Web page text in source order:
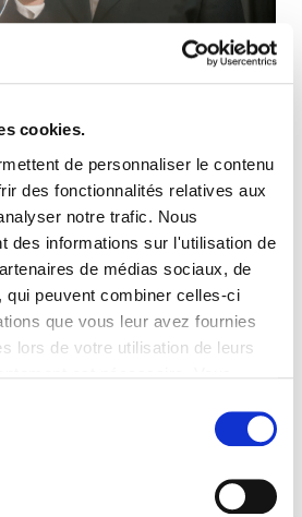
cookies.
de personnaliser le contenu
des fonctionnalités relatives aux
notre trafic. Nous
des informations sur l'utilisation de
de médias sociaux, de
qui peuvent combiner celles-ci
que vous leur avez fournies
lors de votre utilisation de leurs
/ Sûreté a été mis à
d’une interview de Rémy
pôle Sécurité / Sûreté,
que d’une vidéo retraçant la
Chef d’équipe Incendie
Les Ulis 2.